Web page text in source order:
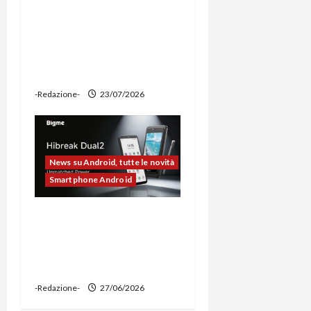
-Redazione- 23/07/2026
News su Android, tutte le novità
Smartphone Android
-Redazione- 27/06/2026